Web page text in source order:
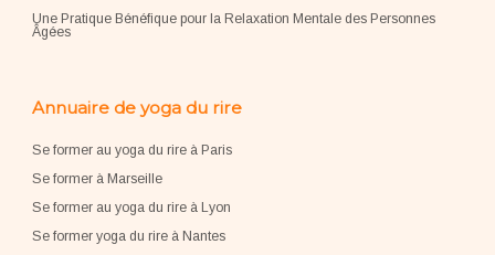
Une Pratique Bénéfique pour la Relaxation Mentale des Personnes
Âgées
Annuaire de yoga du rire
Se former au yoga du rire à Paris
Se former à Marseille
Se former au yoga du rire à Lyon
Se former yoga du rire à Nantes